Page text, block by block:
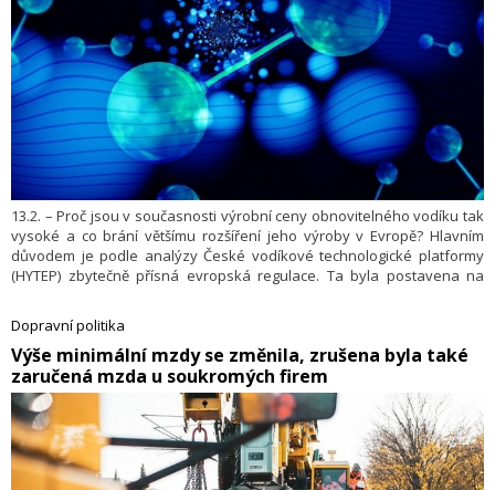
13.2. – Proč jsou v současnosti výrobní ceny obnovitelného vodíku tak
vysoké a co brání většímu rozšíření jeho výroby v Evropě? Hlavním
důvodem je podle analýzy České vodíkové technologické platformy
(HYTEP) zbytečně přísná evropská regulace. Ta byla postavena na
technologie elektrolýzy. Nový
současný stav výroby obnovitelného vodíku v Evropě a České
republice, nastiňuje problémy, kterým sektor čelí a přichází s řadou
legislativních návrhů, které mohou pomoci striktní evropskou regulaci
zmírnit a nastartovat výrobu obnovitelného vodíku v EU.
Dopravní politika
​Výše minimální mzdy se změnila, zrušena byla také
zaručená mzda u soukromých firem